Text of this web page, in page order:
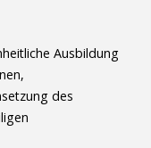
Ausbildung
des